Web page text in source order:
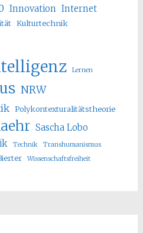
Innovation Internet
Kulturtechnik
Lernen
NRW
Polykontexturalitätstheorie
Sascha Lobo
Technik
Transhumanismus
Wissenschaftsfreiheit